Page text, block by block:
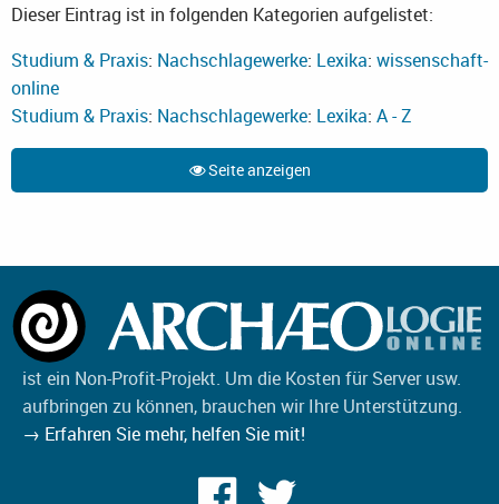
Dieser Eintrag ist in folgenden Kategorien aufgelistet:
Studium & Praxis: Nachschlagewerke: Lexika: wissenschaft-
online
Studium & Praxis: Nachschlagewerke: Lexika: A - Z
Seite anzeigen
ist ein Non-Profit-Projekt. Um die Kosten für Server usw.
aufbringen zu können, brauchen wir Ihre Unterstützung.
→ Erfahren Sie mehr, helfen Sie mit!